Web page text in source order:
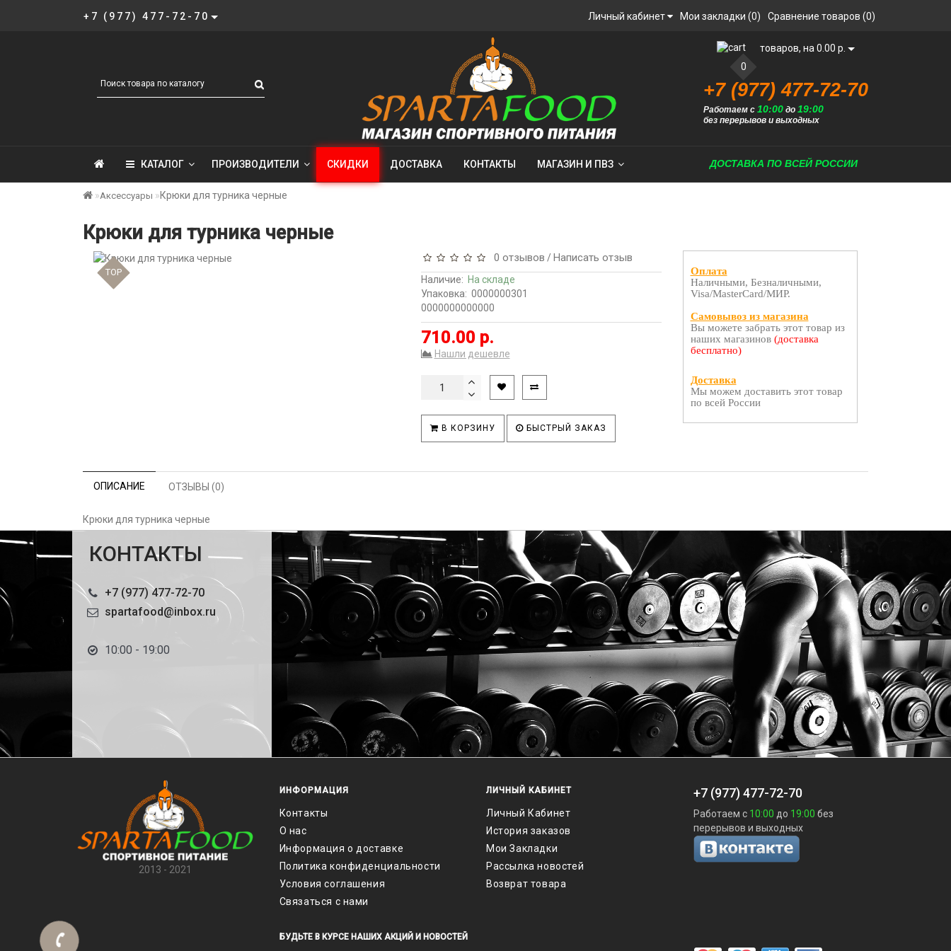
+7 (977) 477-72-70 Личный кабинет Мои закладки (0) Сравнение товаров (0)
0
товаров, на 0.00 р.
+7 (977) 477-72-70
Работаем с10:00 до19:00
без перерывов и выходных
КАТАЛОГ ПРОИЗВОДИТЕЛИ СКИДКИ ДОСТАВКА КОНТАКТЫ МАГАЗИН И ПВЗ ДОСТАВКА ПО ВСЕЙ РОССИИ
Аксессуары Крюки для турника черные
Крюки для турника черные
TOP
0 отзывов / Написать отзыв
Наличие: На складе
Упаковка: 0000000301
0000000000000
710.00 р.
Нашли дешевле
В КОРЗИНУ БЫСТРЫЙ ЗАКАЗ
Оплата
Наличными, Безналичными,
Visa/MasterCard/МИР.
Самовывоз из магазина
Вы можете забрать этот товар из
наших магазинов (доставка
бесплатно)
Доставка
Мы можем доставить этот товар
по всей России
ОПИСАНИЕ ОТЗЫВЫ (0)
Крюки для турника черные
КОНТАКТЫ
+7 (977) 477-72-70
spartafood@inbox.ru
10:00 - 19:00
2013 - 2021
ИНФОРМАЦИЯ
Контакты
О нас
Информация о доставке
Политика конфиденциальности
Условия соглашения
Связаться с нами
ЛИЧНЫЙ КАБИНЕТ
Личный Кабинет
История заказов
Мои Закладки
Рассылка новостей
Возврат товара
+7 (977) 477-72-70
Работаем с 10:00 до 19:00 без
перерывов и выходных
БУДЬТЕ В КУРСЕ НАШИХ АКЦИЙ И НОВОСТЕЙ